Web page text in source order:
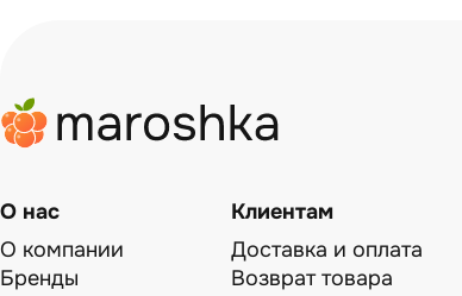
О нас
О компании
Бренды
Клиентам
Доставка и оплата
Возврат товара